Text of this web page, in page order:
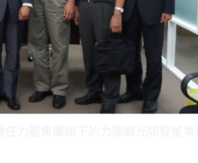
任力麗集團旗下的力麗觀光開發董